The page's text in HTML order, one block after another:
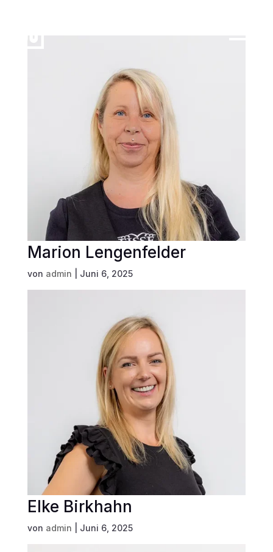
Marion Lengenfelder
von admin Juni 6, 2025
Elke Birkhahn
von admin Juni 6, 2025